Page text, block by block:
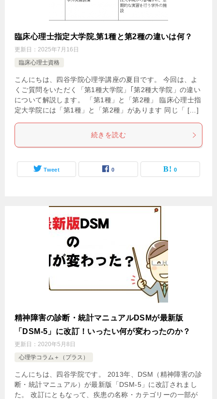
臨床心理士指定大学院,第1種と第2種の違いは何？
更新日： 2025年7月16日
臨床心理士資格
こんにちは、四谷学院心理学講座の夏目です。 今回は、よ
くご質問をいただく「第1種大学院」｢第2種大学院」の違い
について解説します。 「第1種」と「第2種」 臨床心理士指
定大学院には「第1種」と「第2種」があります 同じ「 […]
続きを読む
Tweet 0 0
精神障害の診断・統計マニュアルDSMが最新版
「DSM-5」に改訂！いったい何が変わったのか？
更新日： 2020年5月8日
心理学コラム＋（プラス）
こんにちは、四谷学院です。 2013年、DSM（精神障害の診
断・統計マニュアル）が最新版「DSM-5」に改訂されまし
た。 改訂にともなって、疾患の名称・カテゴリーの一部が